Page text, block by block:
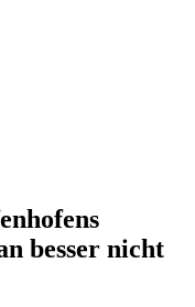
besser nicht